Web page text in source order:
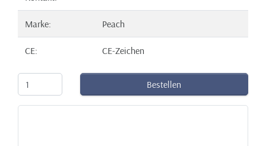
Marke: Peach
CE: CE-Zeichen
Bestellen